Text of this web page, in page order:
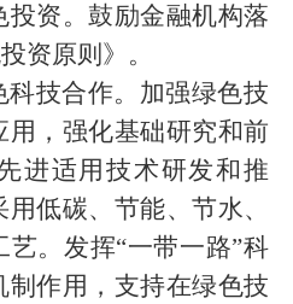
资。鼓励金融机构落
资原则》。
技合作。加强绿色技
，强化基础研究和前
进适用技术研发和推
低碳、节能、节水、
。发挥“一带一路”科
作用，支持在绿色技